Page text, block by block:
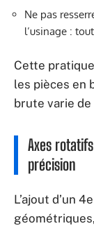
Ne pas
l’usinage :
Cette
les pièces en
brute varie
Axes
précision
L’ajout d’un